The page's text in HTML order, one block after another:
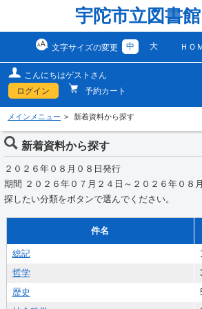
宇陀市立図書館
文字サイズの変更 中 大 ＨＯ
こんにちはゲストさん
ログイン
予約カート
メインメニュー 新着資料から探す
新着資料から探す
２０２６年０８月０８日発行
期間 ２０２６年０７月２４日～２０２６年０８
探したい分類をボタンで選んでください。
件名
総記
哲学
歴史